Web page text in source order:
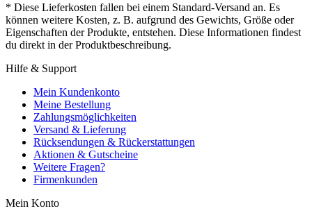
* Diese Lieferkosten fallen bei einem Standard-Versand an. Es
können weitere Kosten, z. B. aufgrund des Gewichts, Größe oder
Eigenschaften der Produkte, entstehen. Diese Informationen findest
du direkt in der Produktbeschreibung.
Hilfe & Support
Mein Kundenkonto
Meine Bestellung
Zahlungsmöglichkeiten
Versand & Lieferung
Rücksendungen & Rückerstattungen
Aktionen & Gutscheine
Weitere Fragen?
Firmenkunden
Mein Konto